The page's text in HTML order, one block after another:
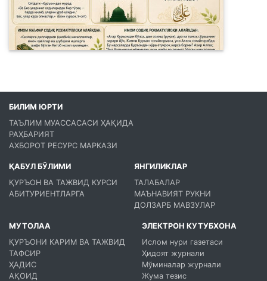
БИЛИМ ЮРТИ
ТАЪЛИМ МУАССАСАСИ ҲАҚИДА
РАҲБАРИЯТ
АХБОРОТ РЕСУРС МАРКАЗИ
ҚАБУЛ БЎЛИМИ
ҚУРЪОН ВА ТАЖВИД КУРСИ
АБИТУРИЕНТЛАРГА
ЯНГИЛИКЛАР
ТАЛАБАЛАР
МАЪНАВИЯТ РУКНИ
ДОЛЗАРБ МАВЗУЛАР
МУТОЛАА
ҚУРЪОНИ КАРИМ ВА ТАЖВИД
ТАФСИР
ҲАДИС
АҚОИД
ЭЛЕКТРОН КУТУБХОНА
Ислом нури газетаси
Ҳидоят журнали
Мўминалар журнали
Жума тезис